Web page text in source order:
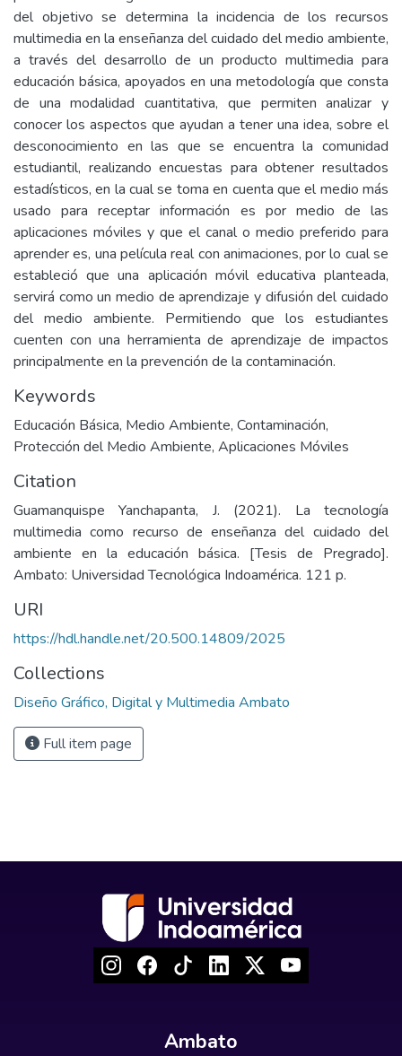
del objetivo se determina la incidencia de los recursos
multimedia en la enseñanza del cuidado del medio ambiente,
a través del desarrollo de un producto multimedia para
educación básica, apoyados en una metodología que consta
de una modalidad cuantitativa, que permiten analizar y
conocer los aspectos que ayudan a tener una idea, sobre el
desconocimiento en las que se encuentra la comunidad
estudiantil, realizando encuestas para obtener resultados
estadísticos, en la cual se toma en cuenta que el medio más
usado para receptar información es por medio de las
aplicaciones móviles y que el canal o medio preferido para
aprender es, una película real con animaciones, por lo cual se
estableció que una aplicación móvil educativa planteada,
servirá como un medio de aprendizaje y difusión del cuidado
del medio ambiente. Permitiendo que los estudiantes
cuenten con una herramienta de aprendizaje de impactos
principalmente en la prevención de la contaminación.
Keywords
Educación Básica, Medio Ambiente, Contaminación,
Protección del Medio Ambiente, Aplicaciones Móviles
Citation
Guamanquispe Yanchapanta, J. (2021). La tecnología
multimedia como recurso de enseñanza del cuidado del
ambiente en la educación básica. [Tesis de Pregrado].
Ambato: Universidad Tecnológica Indoamérica. 121 p.
URI
https://hdl.handle.net/20.500.14809/2025
Collections
Diseño Gráfico, Digital y Multimedia Ambato
Full item page
Ambato